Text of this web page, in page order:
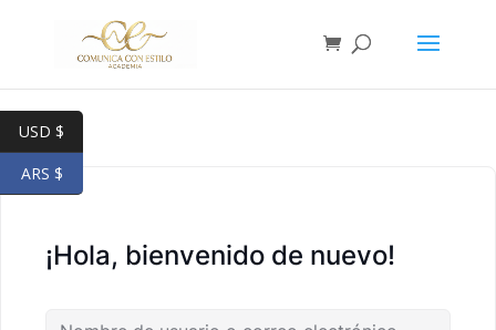
¡Hola, bienvenido de nuevo!
USD $
ARS $